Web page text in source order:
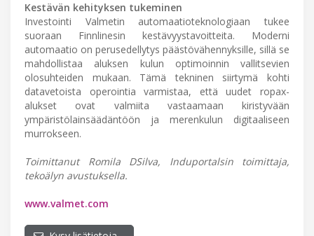
Kestävän kehityksen tukeminen
Investointi Valmetin automaatioteknologiaan tukee
suoraan Finnlinesin kestävyystavoitteita. Moderni
automaatio on perusedellytys päästövähennyksille, sillä se
mahdollistaa aluksen kulun optimoinnin vallitsevien
olosuhteiden mukaan. Tämä tekninen siirtymä kohti
datavetoista operointia varmistaa, että uudet ropax-
alukset ovat valmiita vastaamaan kiristyvään
ympäristölainsäädäntöön ja merenkulun digitaaliseen
murrokseen.
Toimittanut Romila DSilva, Induportalsin toimittaja,
tekoälyn avustuksella.
www.valmet.com